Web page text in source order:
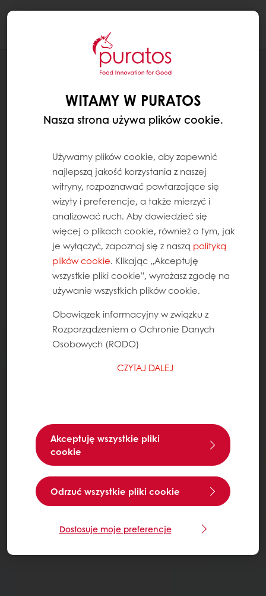
WITAMY W PURATOS
Nasza strona używa plików cookie.
Używamy plików cookie, aby zapewnić
najlepszą jakość korzystania z naszej
witryny, rozpoznawać powtarzające się
wizyty i preferencje, a także mierzyć i
analizować ruch. Aby dowiedzieć się
więcej o plikach cookie, również o tym, jak
je wyłączyć, zapoznaj się z naszą polityką
plików cookie. Klikając „Akceptuję
wszystkie pliki cookie”, wyrażasz zgodę na
używanie wszystkich plików cookie.
Obowiązek informacyjny w związku z
Rozporządzeniem o Ochronie Danych
Osobowych (RODO)
CZYTAJ DALEJ
Akceptuję wszystkie pliki
cookie
Odrzuć wszystkie pliki cookie
Dostosuje moje preferencje